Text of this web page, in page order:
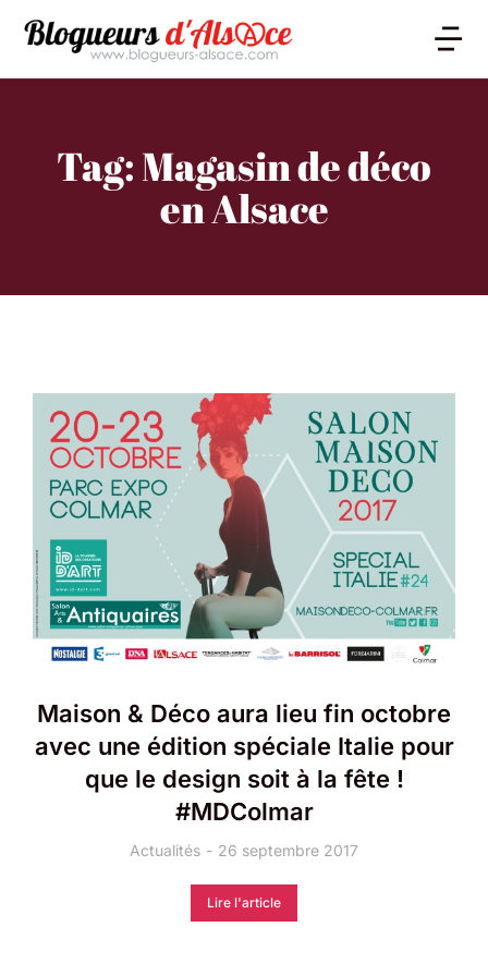
Tag: Magasin de déco
en Alsace
Maison & Déco aura lieu fin octobre
avec une édition spéciale Italie pour
que le design soit à la fête !
#MDColmar
Actualités 26 septembre 2017
Lire l'article